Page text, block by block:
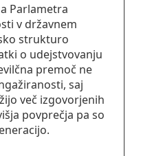
Parlametra
v državnem
strukturo
o udejstvovanju
premoč ne
saj
več izgovorjenih
povprečja pa so